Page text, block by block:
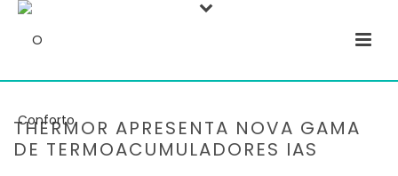
THERMOR APRESENTA NOVA GAMA
DE TERMOACUMULADORES IAS